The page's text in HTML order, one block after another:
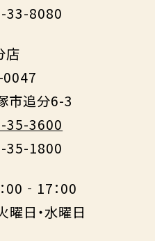
33-8080
店
0047
市追分6-3
35-3600
35-1800
00‐17：00
日・水曜日